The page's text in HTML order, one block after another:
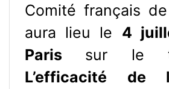
Comité français de
aura lieu le 4
Paris sur le
L’efficacité de